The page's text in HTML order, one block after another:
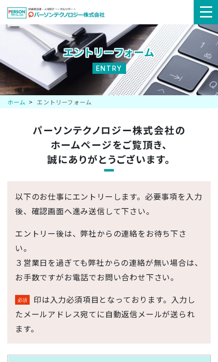
エントリーフォーム
ENTRY
ホーム エントリーフォーム
パーソンテクノロジー株式会社の
ホームページをご覧頂き、
誠にありがとうございます。
以下のお仕事にエントリーします。必要事項を入力
後、確認画面へ進み送信して下さい。
エントリー後は、弊社からの連絡をお待ち下さ
い。
３営業日を過ぎても弊社からの連絡が無い場合は、
お手数ですがお電話でお問い合わせ下さい。
印は入力必須項目となっております。入力し
たメールアドレス宛てに自動返信メールが送られ
ます。
メ
ュ
ー